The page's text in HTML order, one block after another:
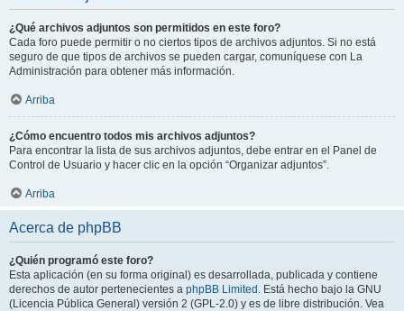
¿Qué archivos adjuntos son permitidos en este foro?
Cada foro puede permitir o no ciertos tipos de archivos adjuntos. Si no está
seguro de que tipos de archivos se pueden cargar, comuníquese con La
Administración para obtener más información.
Arriba
¿Cómo encuentro todos mis archivos adjuntos?
Para encontrar la lista de sus archivos adjuntos, debe entrar en el Panel de
Control de Usuario y hacer clic en la opción “Organizar adjuntos”.
Arriba
Acerca de phpBB
¿Quién programó este foro?
Esta aplicación (en su forma original) es desarrollada, publicada y contiene
derechos de autor pertenecientes a phpBB Limited . Está hecho bajo la GNU
(Licencia Pública General) versión 2 (GPL-2.0) y es de libre distribución. Vea